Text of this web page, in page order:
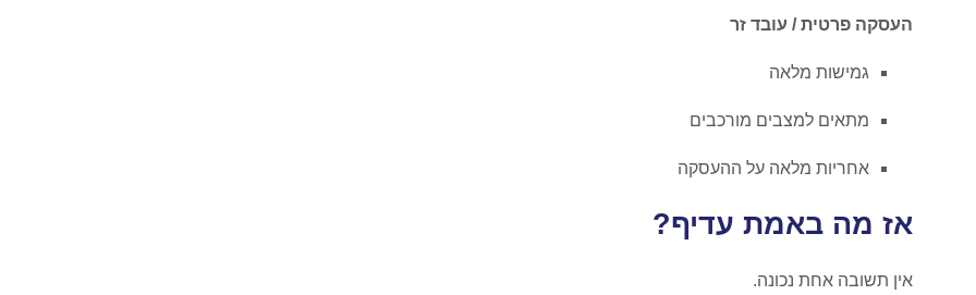
העסקה פרטית / עובד זר
גמישות מלאה
מתאים למצבים מורכבים
אחריות מלאה על ההעסקה
אז מה באמת עדיף?
אין תשובה אחת נכונה.